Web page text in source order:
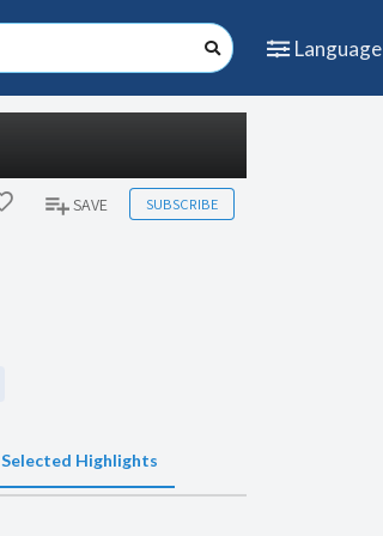
Language
SAVE SUBSCRIBE
Selected Highlights